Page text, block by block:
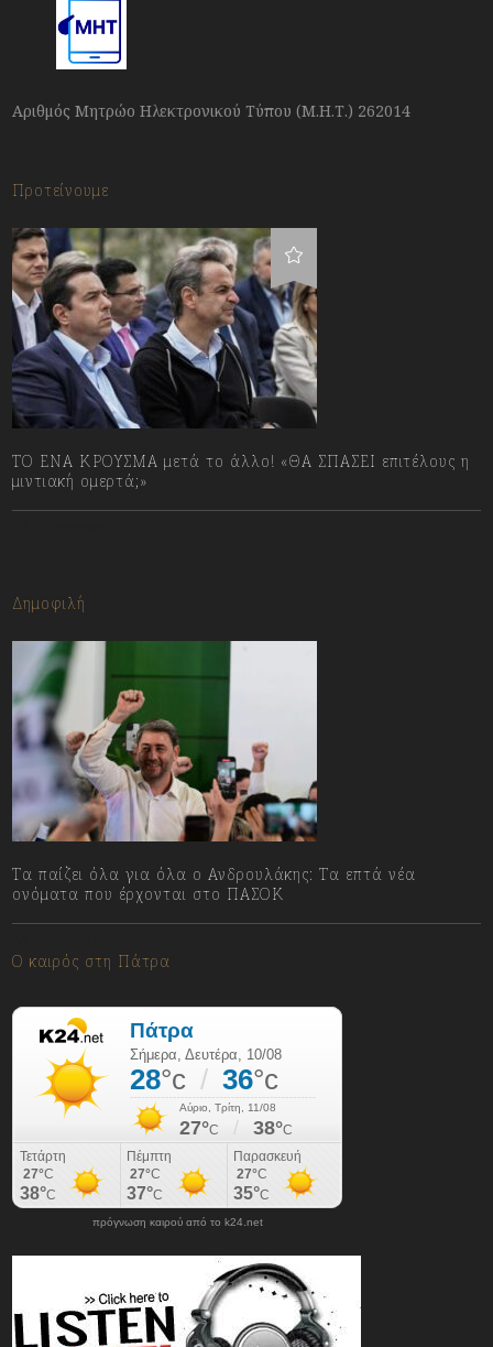
Αριθμός Μητρώο Ηλεκτρονικού Τύπου (Μ.Η.Τ.) 262014
Προτείνουμε
ΤΟ ΕΝΑ ΚΡΟΥΣΜΑ μετά το άλλο! «ΘΑ ΣΠΑΣΕΙ επιτέλους η
μιντιακή ομερτά;»
Δημοφιλή
Τα παίζει όλα για όλα ο Ανδρουλάκης: Τα επτά νέα
ονόματα που έρχονται στο ΠΑΣΟΚ
Ο καιρός στη Πάτρα
πρόγνωση καιρού από το k24.net